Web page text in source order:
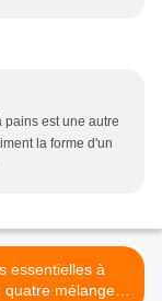
pains est une autre
la forme d'un
essentielles à
mélanges